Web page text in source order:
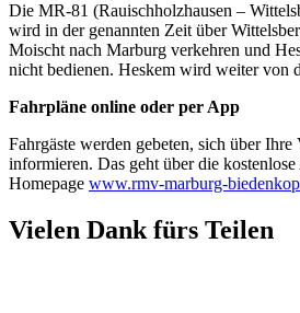
Die MR-81 (Rauischholzhausen –
wird in der genannten Zeit über
Moischt nach Marburg verkehren und
nicht bedienen. Heskem wird weiter von
Fahrpläne online oder per App
Fahrgäste werden gebeten, sich über Ihre
informieren. Das geht über die
Homepage www.rmv-marburg-
Vielen Dank fürs Teilen